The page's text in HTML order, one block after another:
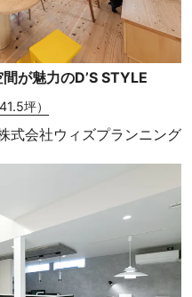
が魅力のD’S STYLE
坪）
式会社ウィズプランニング